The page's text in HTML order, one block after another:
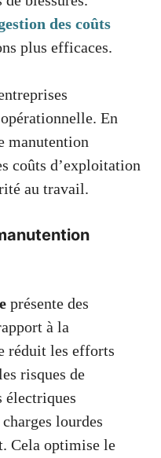
des coûts
plus efficaces.
En
manutention
coûts d’exploitation
au travail.
présente des
à la
réduit les efforts
risques de
électriques
lourdes
Cela optimise le